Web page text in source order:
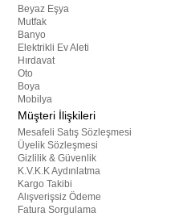
Beyaz Eşya
Mutfak
Banyo
Elektrikli Ev Aleti
Hırdavat
Oto
Boya
Mobilya
Müşteri İlişkileri
Mesafeli Satış Sözleşmesi
Üyelik Sözleşmesi
Gizlilik & Güvenlik
K.V.K.K Aydınlatma
Kargo Takibi
Alışverişsiz Ödeme
Fatura Sorgulama